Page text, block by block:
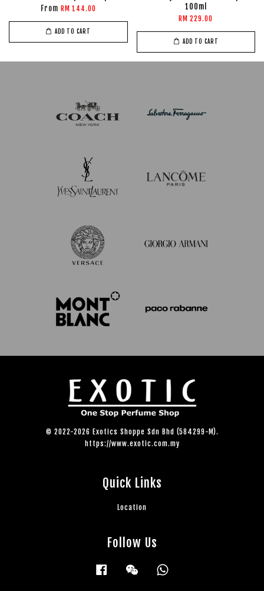
From RM 144.00
ADD TO CART
100ml
RM 229.00
ADD TO CART
© 2022-2026 Exotics Shoppe Sdn Bhd (584299-M).
https://www.exotic.com.my
Quick Links
Location
Follow Us
Facebook Wechat